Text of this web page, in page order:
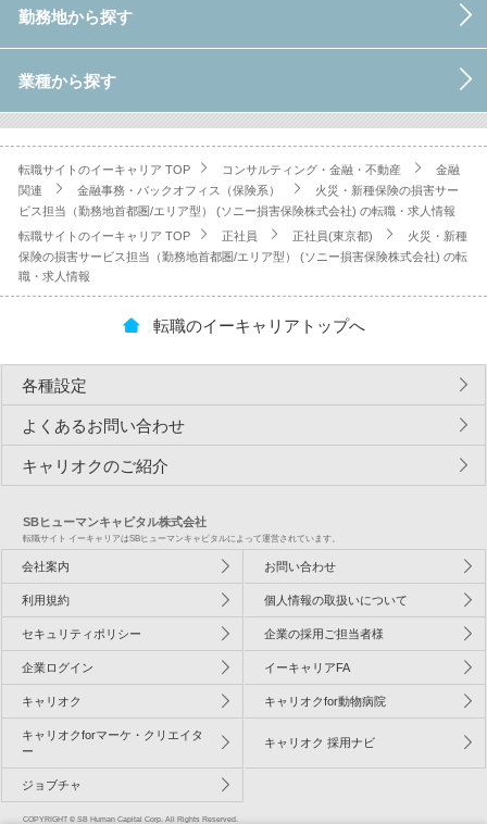
勤務地から探す
業種から探す
転職サイトのイーキャリア TOP コンサルティング・金融・不動産
金融
関連
金融事務・バックオフィス（保険系）
火災・新種保険の損害サー
ビス担当（勤務地首都圏/エリア型） (ソニー損害保険株式会社) の転職・求人情報
転職サイトのイーキャリア TOP
正社員 正社員(東京都)
火災・新種
保険の損害サービス担当（勤務地首都圏/エリア型） (ソニー損害保険株式会社) の転
職・求人情報
転職のイーキャリアトップへ
各種設定
よくあるお問い合わせ
キャリオクのご紹介
SBヒューマンキャピタル株式会社
転職サイト イーキャリアはSBヒューマンキャピタルによって運営されています。
会社案内 お問い合わせ
利用規約 個人情報の取扱いについて
セキュリティポリシー 企業の採用ご担当者様
企業ログイン イーキャリアFA
キャリオク キャリオクfor動物病院
キャリオクforマーケ・クリエイタ
ー
キャリオク 採用ナビ
ジョブチャ
COPYRIGHT © SB Human Capital Corp. All Rights Reserved.